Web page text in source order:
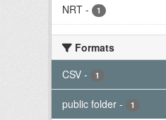
NRT - 1
Formats
CSV - 1
public folder - 1